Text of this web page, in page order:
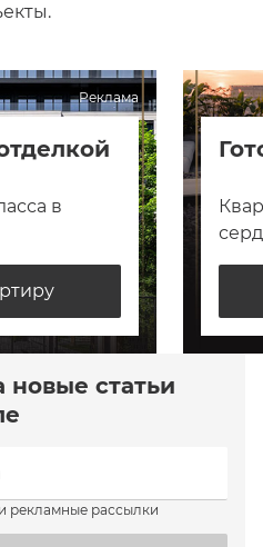
Реклама
в
статьи
рекламные рассылки